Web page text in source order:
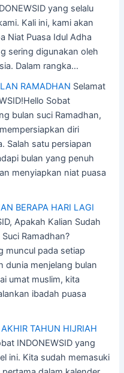
yang selalu
Kali ini, kami akan
Niat Puasa Idul Adha
sering digunakan oleh
Dalam rangka…
RAMADHAN Selamat
Sobat
bulan suci Ramadhan,
diri
Salah satu persiapan
bulan yang penuh
menyiapkan niat puasa
BERAPA HARI LAGI
Apakah Kalian Sudah
Ramadhan?
muncul pada setiap
dunia menjelang bulan
umat muslim, kita
ibadah puasa
TAHUN HIJRIAH
INDONEWSID yang
ini. Kita sudah memasuki